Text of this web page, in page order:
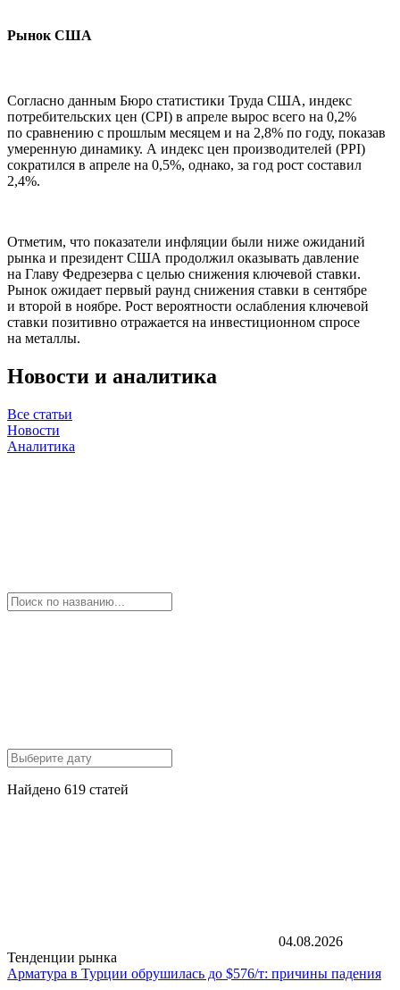
Рынок США
Согласно данным Бюро статистики Труда США, индекс
потребительских цен (CPI) в апреле вырос всего на 0,2%
по сравнению с прошлым месяцем и на 2,8% по году, показав
умеренную динамику. А индекс цен производителей (PPI)
сократился в апреле на 0,5%, однако, за год рост составил
2,4%.
Отметим, что показатели инфляции были ниже ожиданий
рынка и президент США продолжил оказывать давление
на Главу Федрезерва с целью снижения ключевой ставки.
Рынок ожидает первый раунд снижения ставки в сентябре
и второй в ноябре. Рост вероятности ослабления ключевой
ставки позитивно отражается на инвестиционном спросе
на металлы.
Новости и аналитика
Все статьи
Новости
Аналитика
Найдено 619 статей
04.08.2026
Тенденции рынка
Арматура в Турции обрушилась до $576/т: причины падения